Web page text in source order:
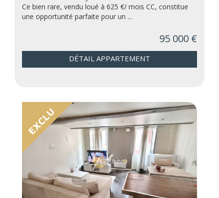
Ce bien rare, vendu loué à 625 €/ mois CC, constitue
une opportunité parfaite pour un ...
95 000 €
DÉTAIL APPARTEMENT